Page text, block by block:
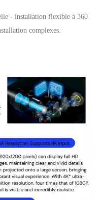
- installation flexible à 360
complexes.